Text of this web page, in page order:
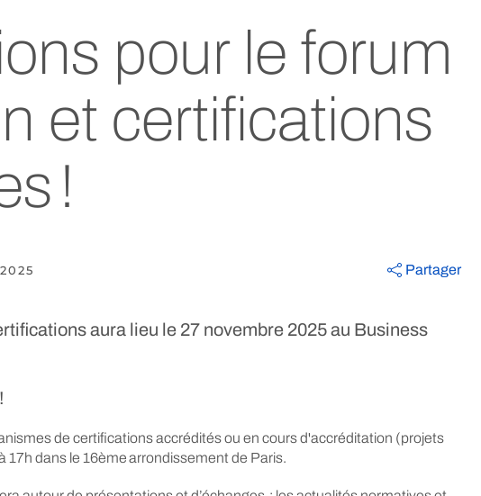
pour le forum
et certifications
!
Partager
aura lieu le 27 novembre 2025 au Business
de certifications accrédités ou en cours d'accréditation (projets
17h dans le 16ème arrondissement de Paris.